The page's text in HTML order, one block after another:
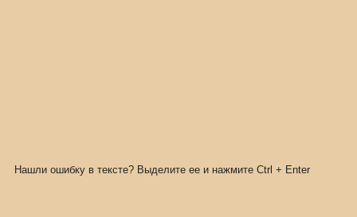
Нашли ошибку в тексте? Выделите ее и нажмите Ctrl + Enter